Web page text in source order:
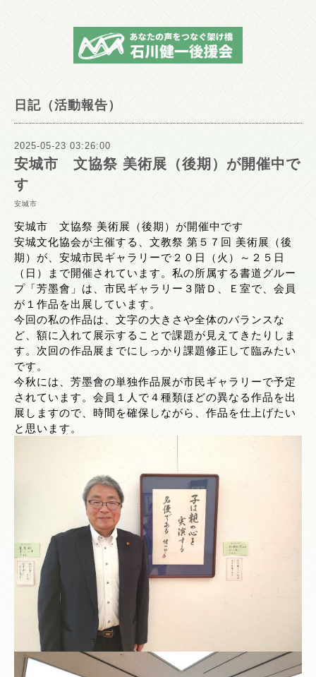
日記（活動報告）
2025-05-23 03:26:00
安城市 文協祭 美術展（後期）が開催中で
す
安城市
安城市 文協祭 美術展（後期）が開催中です
安城文化協会が主催する、文教祭 第５７回 美術展（後
期）が、安城市民ギャラリーで２０日（火）～２５日
（日）まで開催されています。私の所属する書道グルー
プ「芳墨會」は、市民ギャラリー３階Ｄ、Ｅ室で、会員
が１作品を出展しています。
今回の私の作品は、文字の大きさや全体のバランスな
ど、額に入れて展示することで課題が見えてきたりしま
す。次回の作品展までにしっかり課題修正して臨みたい
です。
今秋には、芳墨會の単独作品展が市民ギャラリーで予定
されています。会員１人で４種類ほどの異なる作品を出
展しますので、時間を確保しながら、作品を仕上げたい
と思います。